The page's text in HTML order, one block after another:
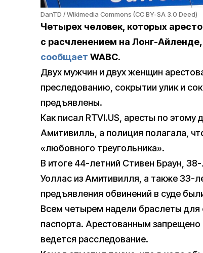
DanTD / Wikimedia Commons (CC BY-SA 3.0 Deed)
Четырех человек, которых
с расчленением на Лонг-
сообщает WABC.
Двух мужчин и двух женщин
преследованию, сокрытии улик и
предъявлены.
Как писал RTVI.US, аресты по этому
Амитивилль, а полиция полагала,
«любовного треугольника».
В итоге 44-летний Стивен Браун,
Уоллас из Амитивилля, а также 33-
предъявления обвинений в суде
Всем четырем надели браслеты для
паспорта. Арестованным
ведется расследование.